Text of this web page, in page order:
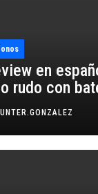
en
rudo con